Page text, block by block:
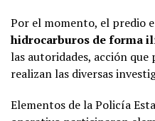
Por el momento, el predio
hidrocarburos de forma
las autoridades, acción
realizan las diversas
Elementos de la Policía